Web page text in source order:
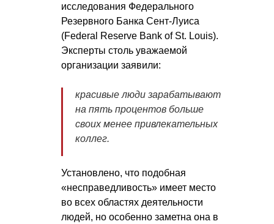
исследования Федерального
Резервного Банка Сент-Луиса
(Federal Reserve Bank of St. Louis).
Эксперты столь уважаемой
организации заявили:
красивые люди зарабатывают
на пять процентов больше
своих менее привлекательных
коллег.
Установлено, что подобная
«несправедливость» имеет место
во всех областях деятельности
людей, но особенно заметна она в